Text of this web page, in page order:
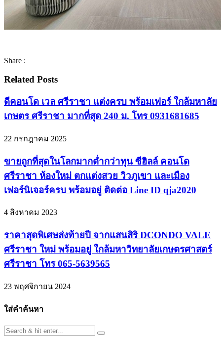
Share :
Related Posts
ดีคอนโด เวล ศรีราชา แต่งครบ พร้อมเฟอร์ ใกล้มหาลัย
เกษตร ศรีราชา มากที่สุด 240 ม. โทร 0931681685
22 กรกฎาคม 2025
ขายถูกที่สุดในโลกมากต่ำกว่าทุน ซีฮิลล์ คอนโด
ศรีราชา ห้องใหม่ ตกแต่งสวย วิวภูเขา และเมือง
เฟอร์นิเจอร์ครบ พร้อมอยู่ ติดต่อ Line ID qja2020
4 สิงหาคม 2023
ราคาสุดพิเศษส่งท้ายปี จากแสนสิริ DCONDO VALE
ศรีราชา ใหม่ พร้อมอยู่ ใกล้มหาวิทยาลัยเกษตรศาสตร์
ศรีราชา โทร 065-5639565
23 พฤศจิกายน 2024
ใส่คำค้นหา